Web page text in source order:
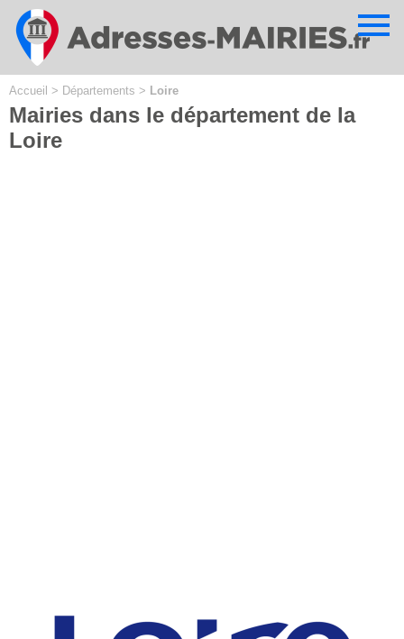
Accueil > Départements > Loire
Mairies dans le département de la
Loire
Cookies management panel